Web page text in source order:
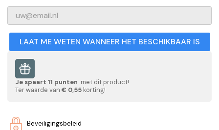
LAAT ME WETEN WANNEER HET BESCHIKBAAR IS
Je spaart 11 punten met dit product!
Ter waarde van € 0,55 korting!
Beveiligingsbeleid